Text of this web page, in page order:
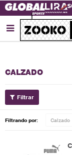

CALZADO
Filtrando por: Calzado